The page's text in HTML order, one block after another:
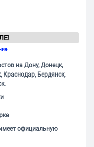
на Дону, Донецк,
Краснодар, Бердянск,
официальную